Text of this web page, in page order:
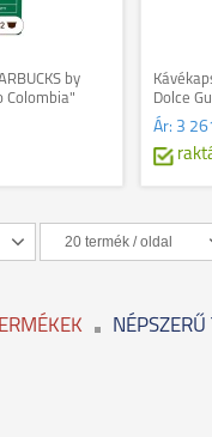
by
Colombia"
Dolce
Ár: 3